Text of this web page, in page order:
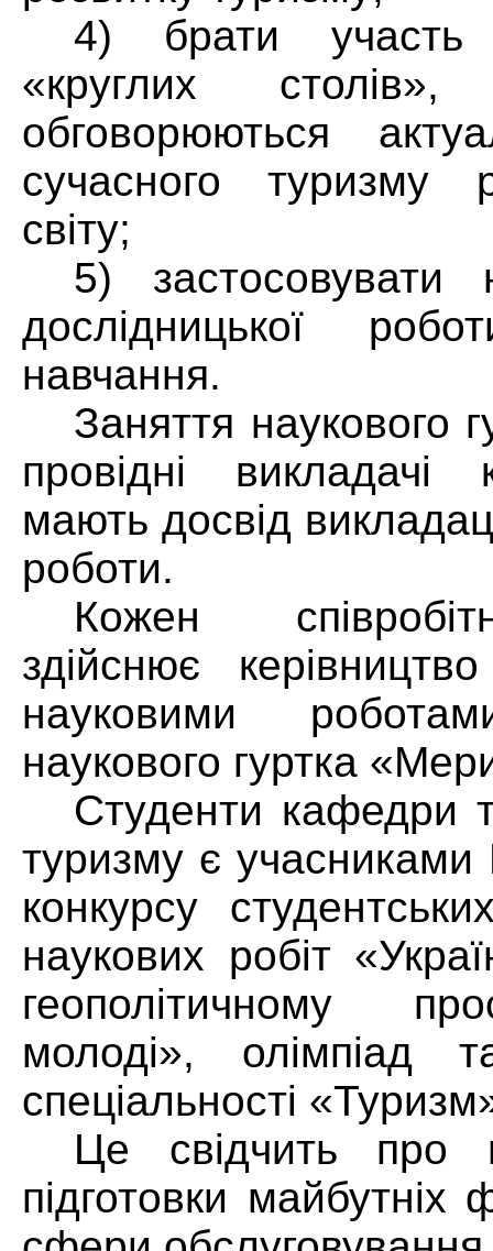
4) брати участь
«круглих
обговорюються
сучасного туризму
світу;
5) застосовувати
дослідницької
навчання.
Заняття наукового
провідні викладачі
мають досвід
роботи.
Кожен
здійснює
науковими
наукового гуртка
Студенти кафедри
туризму є учасниками
конкурсу
наукових робіт
геополітичному
молоді», олімпіад
спеціальності
Це свідчить про
підготовки майбутніх